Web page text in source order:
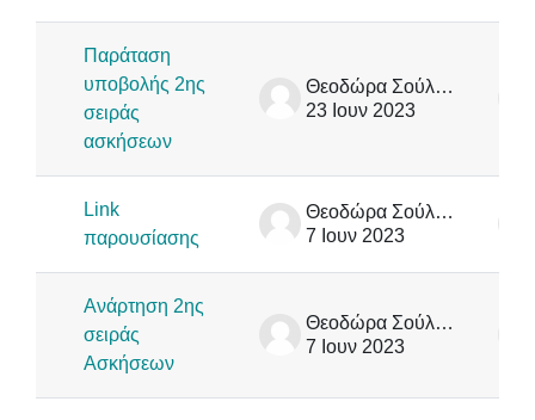
Παράταση
υποβολής 2ης
σειράς
ασκήσεων
Θεοδώρα Σούλιου
23 Ιουν 2023
Link
παρουσίασης
Θεοδώρα Σούλιου
7 Ιουν 2023
Ανάρτηση 2ης
σειράς
Ασκήσεων
Θεοδώρα Σούλιου
7 Ιουν 2023